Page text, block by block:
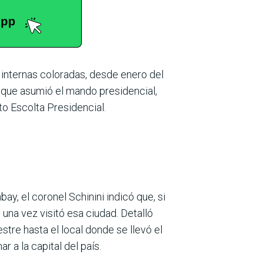
coloradas, desde enero del
asumió el mando presidencial,
Escolta Presidencial.
el coronel Schinini indicó que, si
vez visitó esa ciudad. Detalló
hasta el local donde se llevó el
a la capital del país.